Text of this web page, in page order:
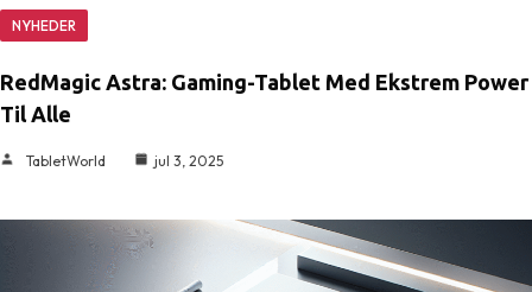
NYHEDER
RedMagic Astra: Gaming-Tablet Med Ekstrem Power
Til Alle
TabletWorld jul 3, 2025